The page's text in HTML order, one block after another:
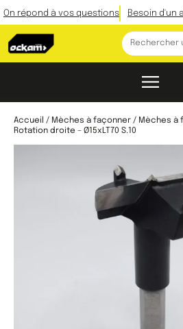
On répond à vos questions Besoin d'un
Accueil / Mèches à façonner / Mèches à
Rotation droite – Ø15xLT70 S.10